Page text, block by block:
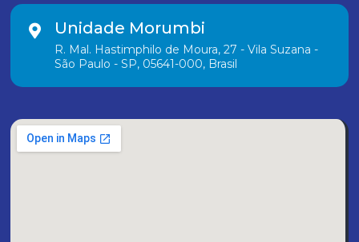
Unidade Morumbi
R. Mal. Hastimphilo de Moura, 27 - Vila Suzana -
São Paulo - SP, 05641-000, Brasil